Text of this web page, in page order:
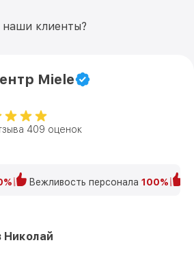
клиенты?
Miele
409 оценок
Вежливость персонала 100%
Николай